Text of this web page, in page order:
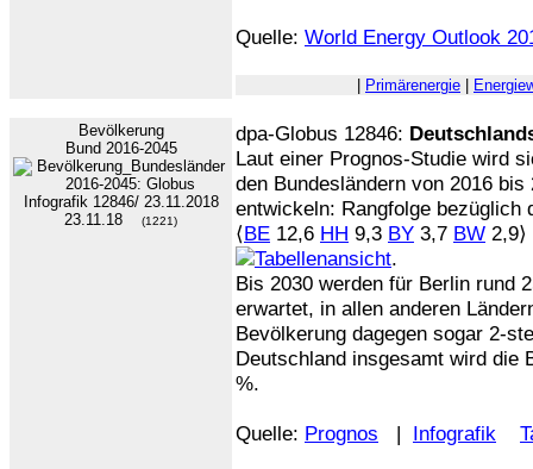
Quelle: World Energy Outlook
Primärenergie
Bevölkerung
Bund 2016-2045
23.11.18 (1221)
dpa-Globus 12846:
Laut einer Prognos-Studie wird
den Bundesländern von 2016
entwickeln: Rangfolge bezüglich
⟨BE 12,6 HH 9,3 BY 3,7 BW 2,9⟩
.
Bis 2030 werden für Berlin rund
erwartet, in allen anderen
Bevölkerung dagegen sogar 2-
Deutschland insgesamt wird die
%.
Quelle: Prognos | Infografik